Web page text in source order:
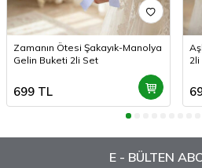
Zamanın Ötesi Şakayık-Manolya
Gelin Buketi 2li Set
699 TL
2li
E - BÜLTEN